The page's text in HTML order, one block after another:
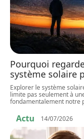
Pourquoi
système solaire
Explorer le système
limite pas seulement à
fondamentalement notre
Actu 14/07/2026